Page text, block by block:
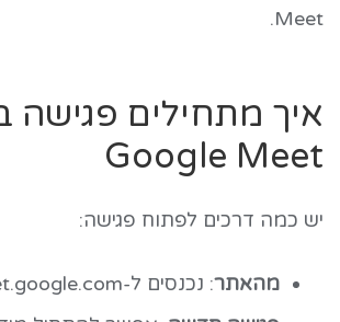
Meet.
איך מתחילים פגישה
Google Meet
יש כמה דרכים לפתוח פגישה:
מהאתר: נכנסים ל-meet.google.com ולוחצים על